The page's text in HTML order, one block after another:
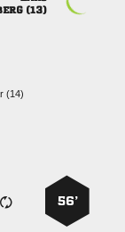


56’